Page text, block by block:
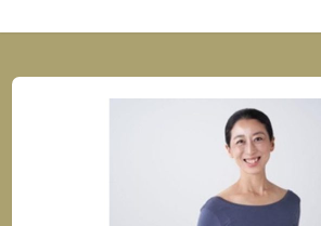
ブ
オ
@
イ
ン
ス
タ